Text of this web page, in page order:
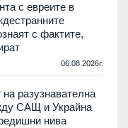
с евреите в
с фактите,
06.08.2026г.
разузнавателна
САЩ и Украйна
нива